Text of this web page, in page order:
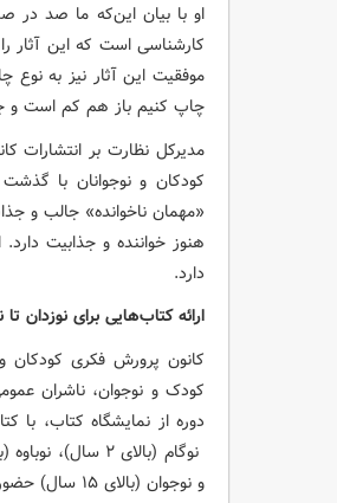
او با بیان این‌که ما صد در
کارشناسی است که این آثار
موفقیت این آثار نیز به
چاپ کنیم باز هم کم است و
مدیرکل نظارت بر انتشارات
کودکان و نوجوانان با
هنوز خواننده و جذابیت
دارد.
ارائه کتاب‌هایی برای نوزدان
کانون پرورش فکری کودکان
و نوجوان (بالای ۱۵ سال) حضور دارد.